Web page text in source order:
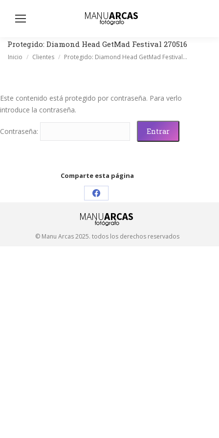
Protegido: Diamond Head GetMad Festival 270516
Estás aquí:
Inicio Clientes Protegido: Diamond Head GetMad Festival…
Este contenido está protegido por contraseña. Para verlo
introduce la contraseña.
Contraseña:
Comparte esta página
Share
on
Facebook
© Manu Arcas 2025. todos los derechos reservados